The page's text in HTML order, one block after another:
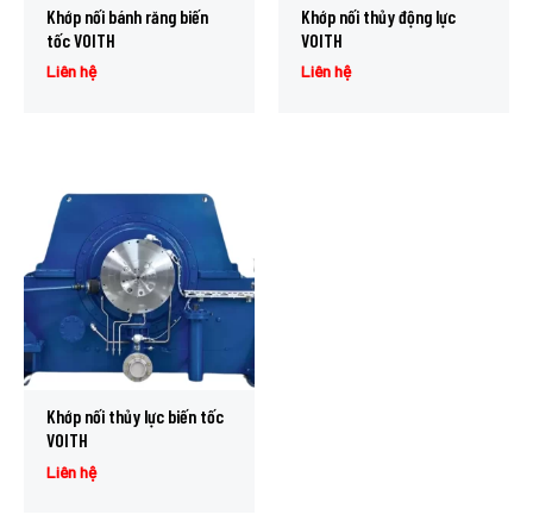
Khớp nối bánh răng biến
tốc VOITH
Liên hệ
Khớp nối thủy động lực
VOITH
Liên hệ
Khớp nối thủy lực biến tốc
VOITH
Liên hệ